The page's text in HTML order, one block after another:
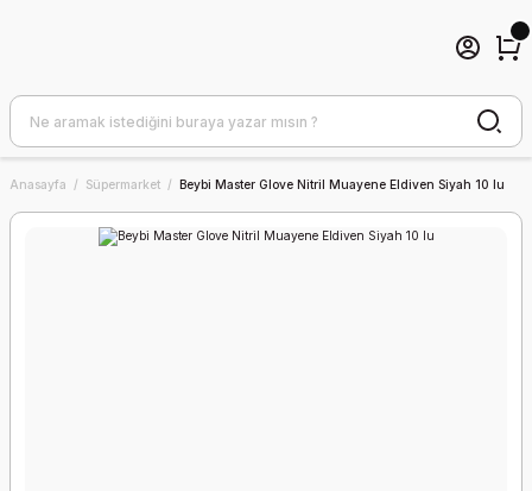
Anasayfa Süpermarket Beybi Master Glove Nitril Muayene Eldiven Siyah 10 lu